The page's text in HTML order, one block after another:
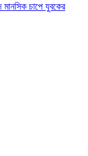
চাপে যুবকের